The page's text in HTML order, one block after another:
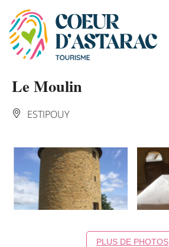
Panneau de gestion des cookies
Le Moulin
ESTIPOUY
PLUS DE PHOTOS